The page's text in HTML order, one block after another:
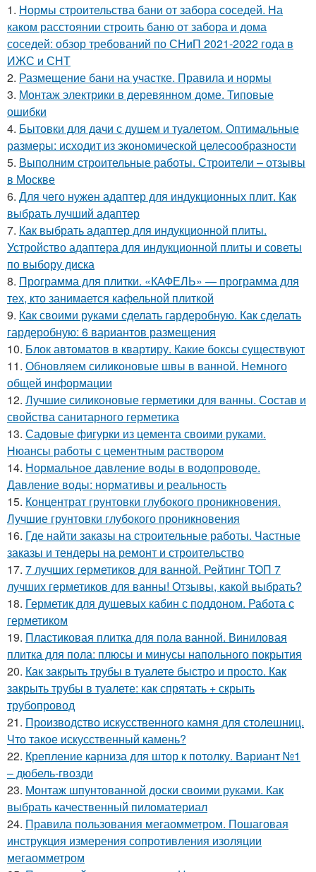
1. Нормы строительства бани от забора соседей. На
каком расстоянии строить баню от забора и дома
соседей: обзор требований по СНиП 2021-2022 года в
ИЖС и СНТ
2. Размещение бани на участке. Правила и нормы
3. Монтаж электрики в деревянном доме. Типовые
ошибки
4. Бытовки для дачи с душем и туалетом. Оптимальные
размеры: исходит из экономической целесообразности
5. Выполним строительные работы. Строители – отзывы
в Москве
6. Для чего нужен адаптер для индукционных плит. Как
выбрать лучший адаптер
7. Как выбрать адаптер для индукционной плиты.
Устройство адаптера для индукционной плиты и советы
по выбору диска
8. Программа для плитки. «КАФЕЛЬ» — программа для
тех, кто занимается кафельной плиткой
9. Как своими руками сделать гардеробную. Как сделать
гардеробную: 6 вариантов размещения
10. Блок автоматов в квартиру. Какие боксы существуют
11. Обновляем силиконовые швы в ванной. Немного
общей информации
12. Лучшие силиконовые герметики для ванны. Состав и
свойства санитарного герметика
13. Садовые фигурки из цемента своими руками.
Нюансы работы с цементным раствором
14. Нормальное давление воды в водопроводе.
Давление воды: нормативы и реальность
15. Концентрат грунтовки глубокого проникновения.
Лучшие грунтовки глубокого проникновения
16. Где найти заказы на строительные работы. Частные
заказы и тендеры на ремонт и строительство
17. 7 лучших герметиков для ванной. Рейтинг ТОП 7
лучших герметиков для ванны! Отзывы, какой выбрать?
18. Герметик для душевых кабин с поддоном. Работа с
герметиком
19. Пластиковая плитка для пола ванной. Виниловая
плитка для пола: плюсы и минусы напольного покрытия
20. Как закрыть трубы в туалете быстро и просто. Как
закрыть трубы в туалете: как спрятать + скрыть
трубопровод
21. Производство искусственного камня для столешниц.
Что такое искусственный камень?
22. Крепление карниза для штор к потолку. Вариант №1
– дюбель-гвозди
23. Монтаж шпунтованной доски своими руками. Как
выбрать качественный пиломатериал
24. Правила пользования мегаомметром. Пошаговая
инструкция измерения сопротивления изоляции
мегаомметром